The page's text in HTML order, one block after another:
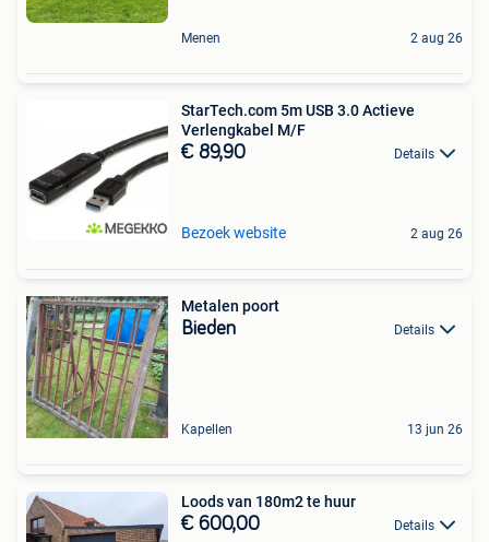
Menen 2 aug 26
StarTech.com 5m USB 3.0 Actieve
Verlengkabel M/F
€ 89,90 Details
Bezoek website 2 aug 26
Metalen poort
Bieden Details
Kapellen 13 jun 26
Loods van 180m2 te huur
€ 600,00 Details